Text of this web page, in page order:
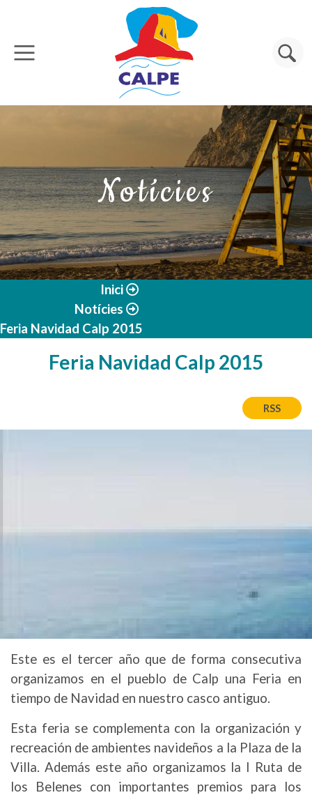
Cerca
Notícies
Inici
Notícies
Feria Navidad Calp 2015
Feria Navidad Calp 2015
RSS
Este es el tercer año que de forma consecutiva
organizamos en el pueblo de Calp una Feria en
tiempo de Navidad en nuestro casco antiguo.
Esta feria se complementa con la organización y
recreación de ambientes navideños a la Plaza de la
Villa. Además este año organizamos la I Ruta de
los Belenes con importantes premios para los